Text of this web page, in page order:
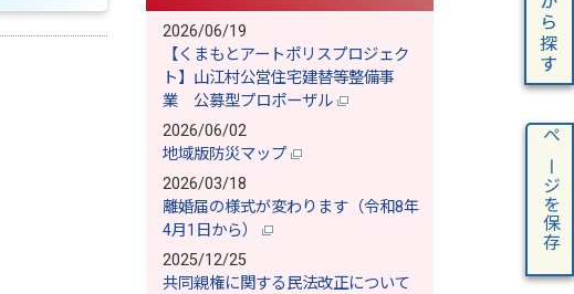
2026/06/19
【くまもとアートポリスプロジェク
ト】山江村公営住宅建替等整備事
業 公募型プロポーザル
2026/06/02
地域版防災マップ
2026/03/18
離婚届の様式が変わります（令和8年
4月1日から）
2025/12/25
共同親権に関する民法改正について
ページを保存